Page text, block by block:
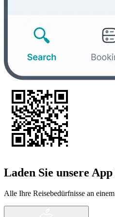
Laden Sie unsere
Alle Ihre Reisebedürfnisse an